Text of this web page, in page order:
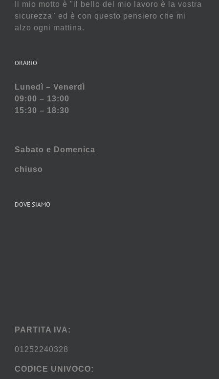
Il mio motto è "il bello del mio lavoro è la vostra
sicurezza" ed è con questo pensiero che mi
alzo ogni mattina.
ORARIO
Lunedì – Venerdì
09:00 – 13:00
15:30 – 18:30
Sabato e Domenica
chiuso
DOVE SIAMO
PARTITA IVA:
01252240328
CODICE UNIVOCO: